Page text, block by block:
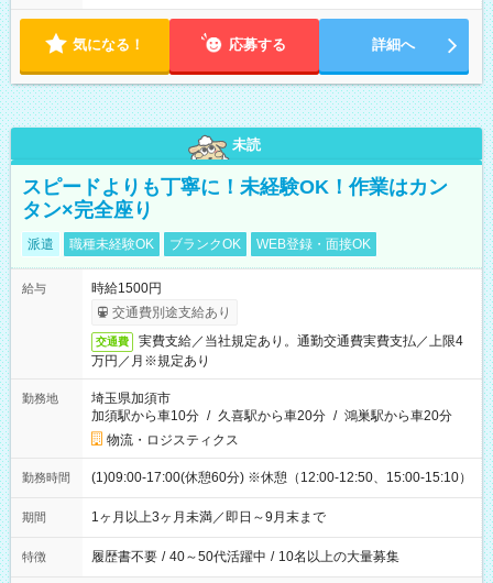
気になる！ 応募する 詳細へ
未読
スピードよりも丁寧に！未経験OK！作業はカン
タン×完全座り
派遣 職種未経験OK ブランクOK WEB登録・面接OK
給与
時給1500円
交通費別途支給あり
交通費
実費支給／当社規定あり。通勤交通費実費支払／上限4
万円／月※規定あり
勤務地
埼玉県加須市
加須駅から車10分 / 久喜駅から車20分 / 鴻巣駅から車20分
物流・ロジスティクス
勤務時間 (1)09:00-17:00(休憩60分) ※休憩（12:00-12:50、15:00-15:10）
期間 1ヶ月以上3ヶ月未満／即日～9月末まで
特徴 履歴書不要 / 40～50代活躍中 / 10名以上の大量募集